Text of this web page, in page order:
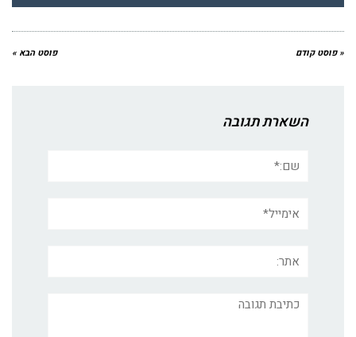
« פוסט קודם פוסט הבא »
השארת תגובה
תגובה